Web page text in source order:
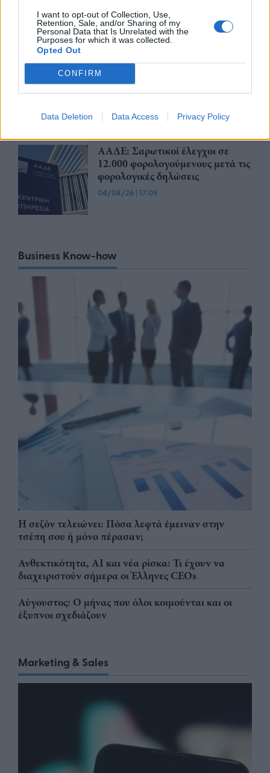
I want to opt-out of Collection, Use,
Retention, Sale, and/or Sharing of my
Personal Data that Is Unrelated with the
Purposes for which it was collected.
Opted Out
CONFIRM
Data Deletion Data Access Privacy Policy
20 δισ. ευρώ
05/08/26|16:28
Ηλεκτρονική τιμολόγηση: Ξεκινά
η αντίστροφη μέτρηση για τις
μικρομεσαίες επιχειρήσεις – Τι
ισχύει από την 1η Οκτωβρίου
ΑΑΔΕ: Σαρωτικοί έλεγχοι σε
12.000 φορολογούμενους μετά τις
φορολογικές δηλώσεις
04/08/26 | 17:05
Business Know-how
Η σεζόν τελειώνει: Πόσα λεφτά έμειναν στην
τσέπη σου ή μόνο πέρασαν;
Ανθεκτικότητα, AI και νέα ρίσκα: Τι έχουν να
διαχειριστούν σήμερα οι Έλληνες CEOs
Αύγουστος: Ο μήνας που όλοι κοιμούνται και οι
έξυπνοι σχεδιάζουν
Marketing & Sales